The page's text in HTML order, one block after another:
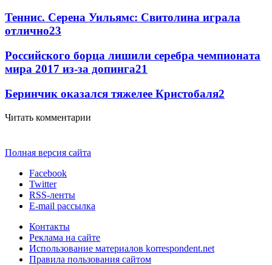
Теннис. Серена Уильямс: Свитолина играла
отлично23
Российского борца лишили серебра чемпионата
мира 2017 из-за допинга21
Беринчик оказался тяжелее Кристобаля2
Читать комментарии
Полная версия сайта
Facebook
Twitter
RSS-ленты
E-mail рассылка
Контакты
Реклама на сайте
Использование материалов korrespondent.net
Правила пользования сайтом